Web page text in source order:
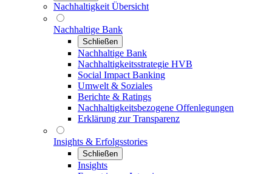
Nachhaltigkeit Übersicht
Nachhaltige Bank
Schließen
Nachhaltige Bank
Nachhaltigkeitsstrategie HVB
Social Impact Banking
Umwelt & Soziales
Berichte & Ratings
Nachhaltigkeitsbezogene Offenlegungen
Erklärung zur Transparenz
Insights & Erfolgsstories
Schließen
Insights